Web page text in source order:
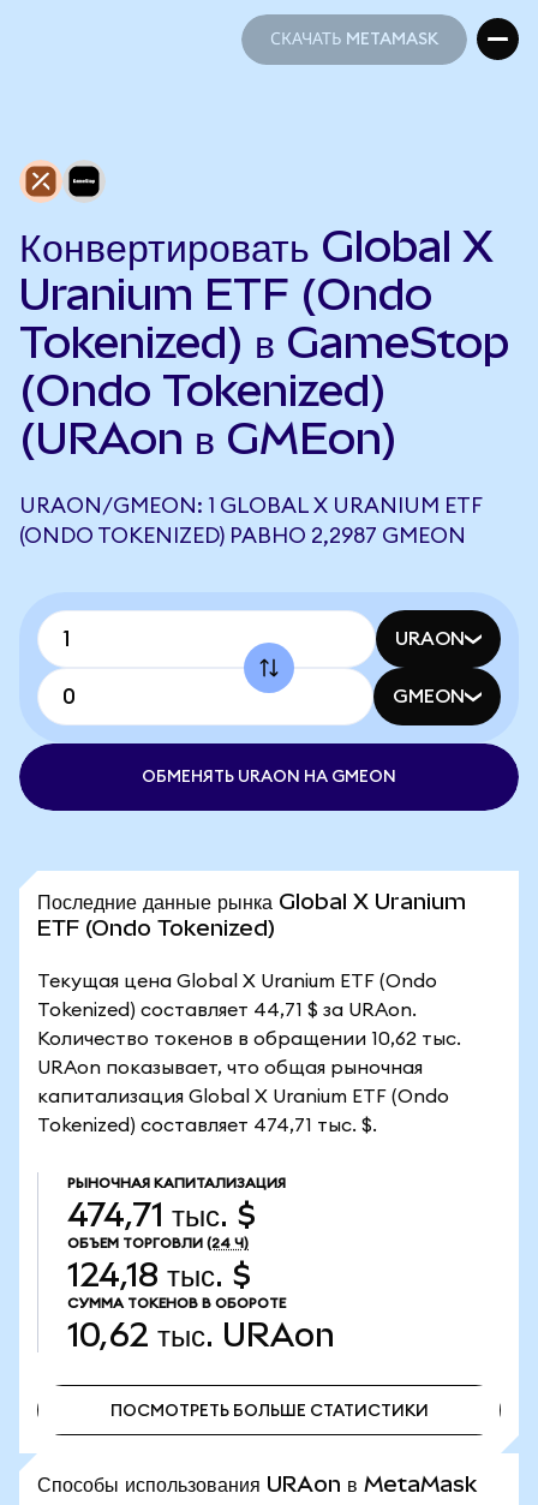
СКАЧАТЬ METAMASK
Конвертировать Global X
Uranium ETF (Ondo
Tokenized) в GameStop
(Ondo Tokenized)
(URAon в GMEon)
URAON/GMEON: 1 GLOBAL X URANIUM ETF
(ONDO TOKENIZED) РАВНО 2,2987 GMEON
URAON
GMEON
ОБМЕНЯТЬ URAON НА GMEON
Последние данные рынка Global X Uranium
ETF (Ondo Tokenized)
Текущая цена Global X Uranium ETF (Ondo
Tokenized) составляет 44,71 $ за URAon.
Количество токенов в обращении 10,62 тыс.
URAon показывает, что общая рыночная
капитализация Global X Uranium ETF (Ondo
Tokenized) составляет 474,71 тыс. $.
РЫНОЧНАЯ КАПИТАЛИЗАЦИЯ
474,71 тыс. $
ОБЪЕМ ТОРГОВЛИ (24 Ч)
124,18 тыс. $
СУММА ТОКЕНОВ В ОБОРОТЕ
10,62 тыс. URAon
ПОСМОТРЕТЬ БОЛЬШЕ СТАТИСТИКИ
Способы использования URAon в MetaMask